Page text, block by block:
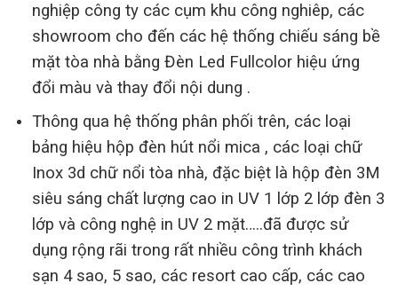
nghiệp công ty các cụm khu công nghiêp, các
showroom cho đến các hệ thống chiếu sáng bề
mặt tòa nhà bằng Đèn Led Fullcolor hiệu ứng
đổi màu và thay đổi nội dung .
Thông qua hệ thống phân phối trên, các loại
bảng hiệu hộp đèn hút nổi mica , các loại chữ
Inox 3d chữ nổi tòa nhà, đặc biệt là hộp đèn 3M
siêu sáng chất lượng cao in UV 1 lớp 2 lớp đèn 3
lớp và công nghệ in UV 2 mặt…..đã được sử
dụng rộng rãi trong rất nhiều công trình khách
sạn 4 sao, 5 sao, các resort cao cấp, các cao